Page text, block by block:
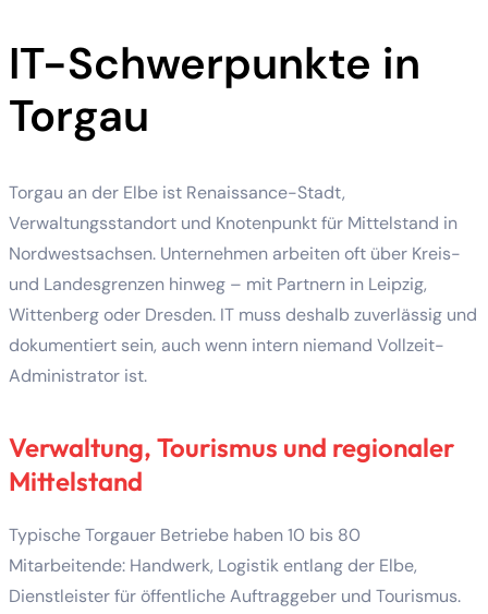
IT-Schwerpunkte in
Torgau
Torgau an der Elbe ist Renaissance-Stadt,
Verwaltungsstandort und Knotenpunkt für Mittelstand in
Nordwestsachsen. Unternehmen arbeiten oft über Kreis-
und Landesgrenzen hinweg – mit Partnern in Leipzig,
Wittenberg oder Dresden. IT muss deshalb zuverlässig und
dokumentiert sein, auch wenn intern niemand Vollzeit-
Administrator ist.
Verwaltung, Tourismus und regionaler
Mittelstand
Typische Torgauer Betriebe haben 10 bis 80
Mitarbeitende: Handwerk, Logistik entlang der Elbe,
Dienstleister für öffentliche Auftraggeber und Tourismus.